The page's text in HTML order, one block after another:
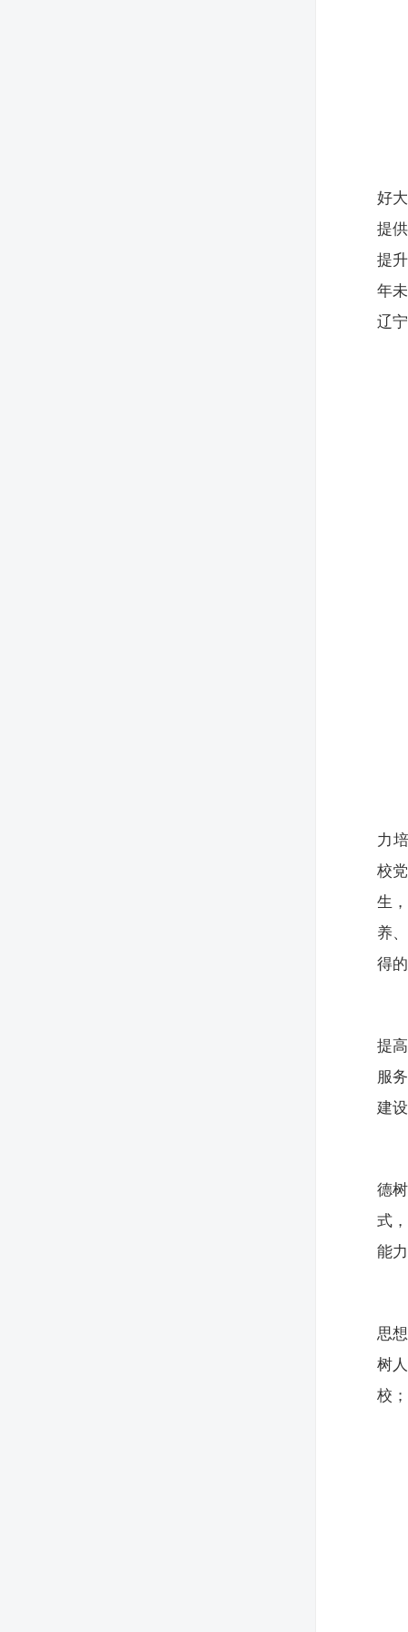
好
提
提
年
辽
力
校
生
养
得
提
服
建
德
式
能
思
树
校